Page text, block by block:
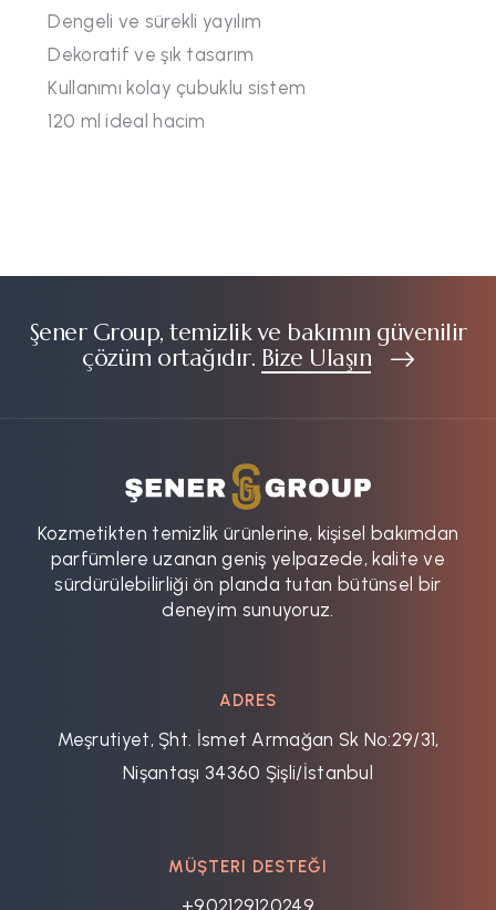
Dengeli ve sürekli yayılım
Dekoratif ve şık tasarım
Kullanımı kolay çubuklu sistem
120 ml ideal hacim
Şener Group, temizlik ve bakımın güvenilir
çözüm ortağıdır. Bize Ulaşın
Kozmetikten temizlik ürünlerine, kişisel bakımdan
parfümlere uzanan geniş yelpazede, kalite ve
sürdürülebilirliği ön planda tutan bütünsel bir
deneyim sunuyoruz.
ADRES
Meşrutiyet, Şht. İsmet Armağan Sk No:29/31,
Nişantaşı 34360 Şişli/İstanbul
MÜŞTERI DESTEĞI
+902129120249